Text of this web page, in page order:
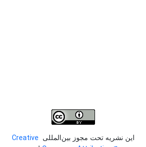
این نشریه تحت مجوز بین‌المللی
Creative